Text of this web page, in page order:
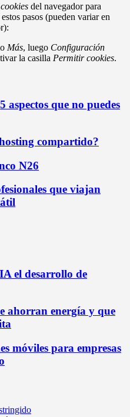
cookies del navegador para
pasos (pueden variar en
Más, luego Configuración
la casilla Permitir cookies.
aspectos que no puedes
compartido?
N26
que viajan
el desarrollo de
ahorran energía y que
móviles para empresas